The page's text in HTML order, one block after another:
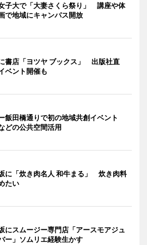
子大で「大妻さくら祭り」 講座や体
で地域にキャンパス開放
書店「ヨツヤ ブックス」 出版社直
ベント開催も
飯田橋通りで初の地域共創イベント
どの公共空間活用
に「炊き肉名人 和牛まる」 炊き肉料
たい
にスムージー専門店「アースモアジュ
ー」ソムリエ経験生かす